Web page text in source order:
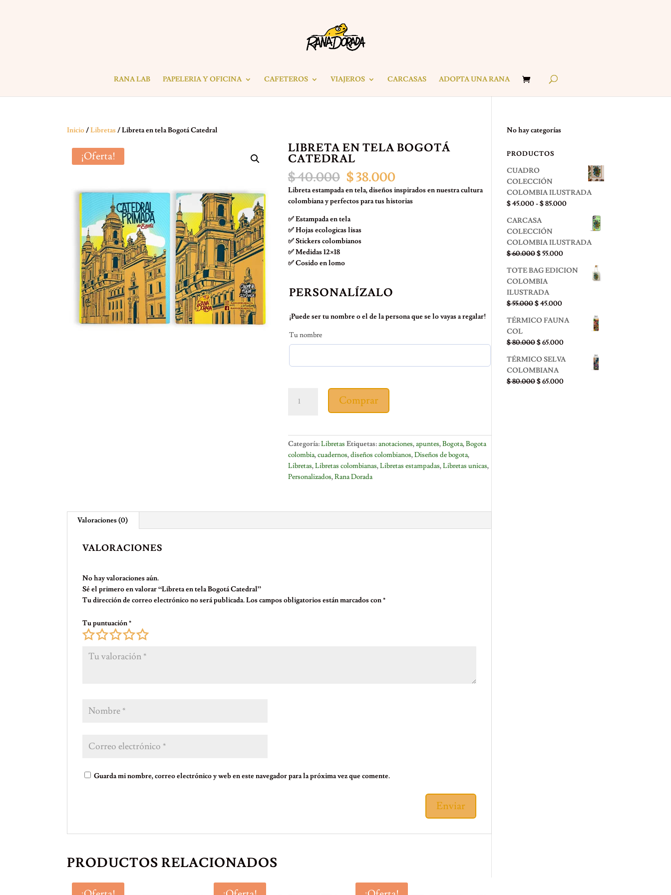
RANA LAB PAPELERIA Y OFICINA CAFETEROS VIAJEROS CARCASAS ADOPTA UNA RANA
Inicio/Libretas/ Libreta en tela Bogotá Catedral
¡Oferta!
LIBRETA EN TELA BOGOTÁ
CATEDRAL
$40.000 El
precio
original
era:
$ 40.000.
$38.000El
precio
actual
Libreta estampada en tela, diseños inspirados en nuestra cultura
colombiana y perfectos para tus historias
✅ Estampada en tela
✅ Hojas ecologicas lisas
✅ Stickers colombianos
✅ Medidas 12×18
✅ Cosido en lomo
PERSONALÍZALO
¡Puede ser tu nombre o el de la persona que se lo vayas a regalar!
Tu nombre
Catedral
cantidad
Comprar
Categoría:Libretas Etiquetas:anotaciones,apuntes,Bogota,Bogota
colombia,cuadernos,diseños colombianos,Diseños de bogota,
Libretas,Libretas colombianas,Libretas estampadas,Libretas unicas,
Personalizados,Rana Dorada
Valoraciones (0)
VALORACIONES
No hay valoraciones aún.
Sé el primero en valorar “Libreta en tela Bogotá Catedral”
Tu dirección de correo electrónico no será publicada.Los campos obligatorios están marcados con*
Tu puntuación*
Guarda mi nombre, correo electrónico y web en este navegador para la próxima vez que comente.
PRODUCTOS RELACIONADOS
No hay categorías
PRODUCTOS
CUADRO
COLECCIÓN
COLOMBIA ILUSTRADA
$45.000-$85.000Rango
$ 45.000
$ 85.000
CARCASA
COLECCIÓN
COLOMBIA ILUSTRADA
$60.000El
original
era:
$ 60.000.
$55.000El
actual
TOTE BAG EDICION
COLOMBIA
ILUSTRADA
$55.000El
original
$ 55.000.
$45.000El
actual
$ 45.000.
TÉRMICO FAUNA
COL
$80.000El
original
era:
$ 80.000.
$65.000El
actual
TÉRMICO SELVA
COLOMBIANA
$80.000El
$65.000El